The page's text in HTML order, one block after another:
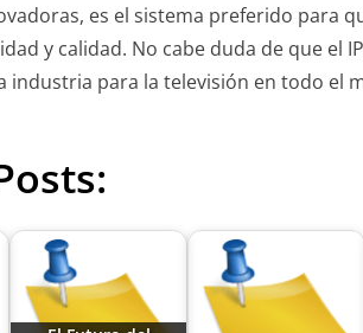
es el sistema preferido para
y calidad. No cabe duda de que el
industria para la televisión en todo el